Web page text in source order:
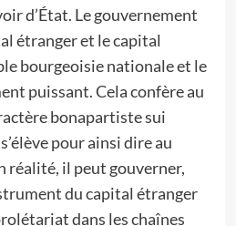
d’État. Le gouvernement
étranger et le capital
bourgeoisie nationale et le
puissant. Cela confère au
bonapartiste sui
pour ainsi dire au
réalité, il peut gouverner,
du capital étranger
dans les chaînes